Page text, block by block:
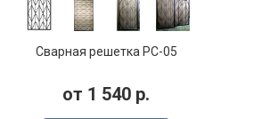
Сварная решетка РС-05
от 1 540 р.